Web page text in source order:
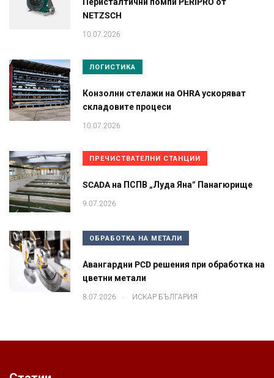
NETZSCH
10.07.2026
ЛОГИСТИКА
Конзолни стелажи на OHRA ускоряват
складовите процеси
10.07.2026
ПРЕЧИСТВАТЕЛНИ СТАНЦИИ
SCADA на ПСПВ „Луда Яна“ Панагюрище
9.07.2026
ОБРАБОТКА НА МЕТАЛИ
Авангардни PCD решения при обработка на
цветни метали
8.07.2026 . ИСКАР БЪЛГАРИЯ